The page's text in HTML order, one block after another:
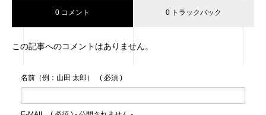
0 コメント 0 トラックバック
この記事へのコメントはありません。
名前（例：山田 太郎） ( 必須 )